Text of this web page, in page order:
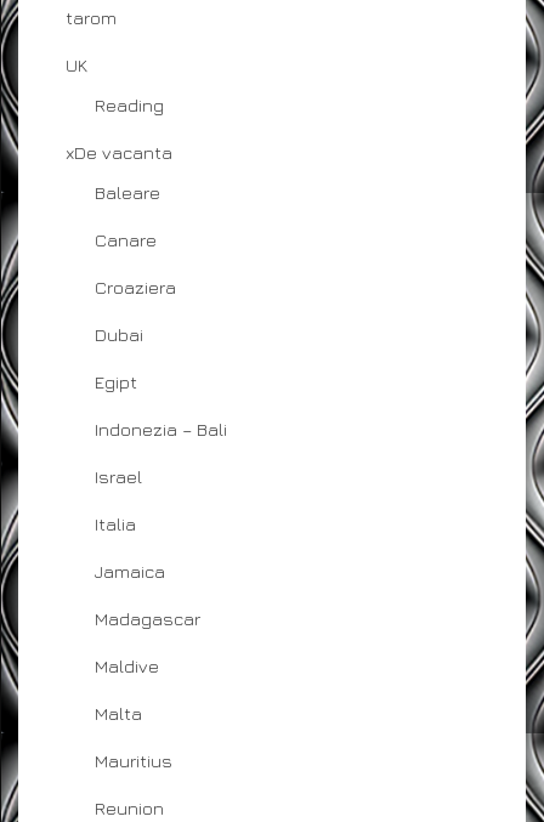
tarom
UK
Reading
xDe vacanta
Baleare
Canare
Croaziera
Dubai
Egipt
Indonezia – Bali
Israel
Italia
Jamaica
Madagascar
Maldive
Malta
Mauritius
Reunion